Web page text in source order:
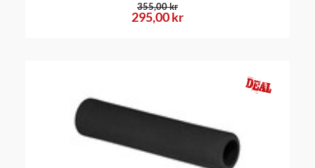
295,00 kr
355,00 kr